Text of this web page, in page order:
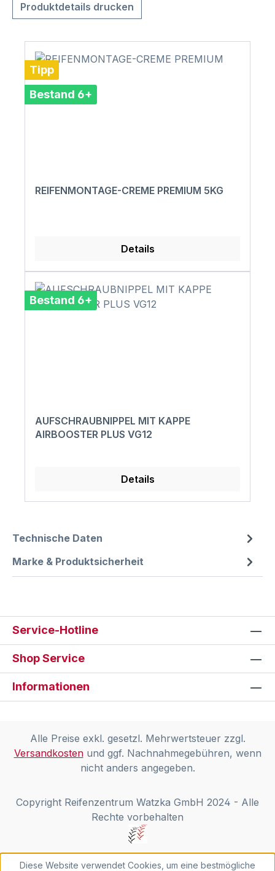
Produktdetails drucken
Tipp
Bestand 6+
REIFENMONTAGE-CREME PREMIUM 5KG
Details
Bestand 6+
AUFSCHRAUBNIPPEL MIT KAPPE
AIRBOOSTER PLUS VG12
Details
Technische Daten
Marke & Produktsicherheit
Service-Hotline
Shop Service
Informationen
Alle Preise exkl. gesetzl. Mehrwertsteuer zzgl.
Versandkostenund ggf. Nachnahmegebühren, wenn
nicht anders angegeben.
Copyright Reifenzentrum Watzka GmbH 2024 - Alle
Rechte vorbehalten
Diese Website verwendet Cookies, um eine bestmögliche